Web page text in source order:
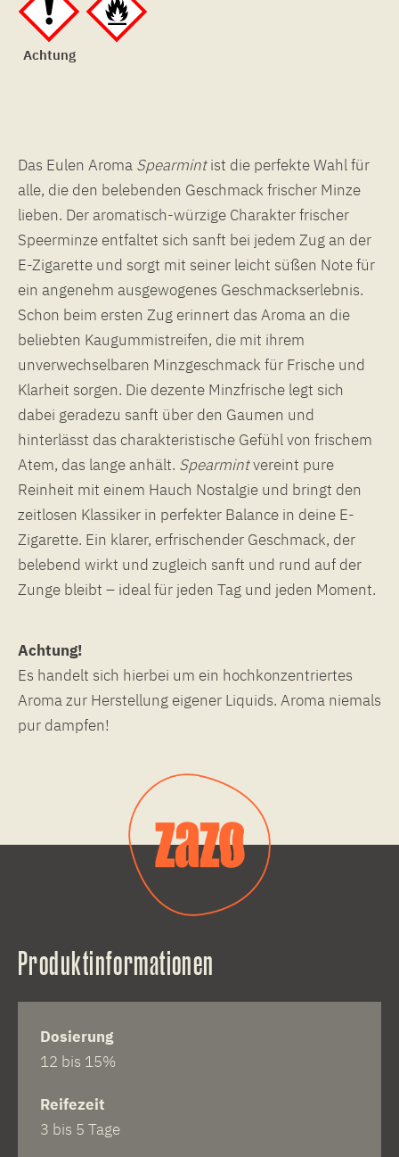
Achtung
Das Eulen Aroma Spearmintist die perfekte Wahl für
alle, die den belebenden Geschmack frischer Minze
lieben. Der aromatisch-würzige Charakter frischer
Speerminze entfaltet sich sanft bei jedem Zug an der
E-Zigarette und sorgt mit seiner leicht süßen Note für
ein angenehm ausgewogenes Geschmackserlebnis.
Schon beim ersten Zug erinnert das Aroma an die
beliebten Kaugummistreifen, die mit ihrem
unverwechselbaren Minzgeschmack für Frische und
Klarheit sorgen. Die dezente Minzfrische legt sich
dabei geradezu sanft über den Gaumen und
hinterlässt das charakteristische Gefühl von frischem
Atem, das lange anhält. Spearmintvereint pure
Reinheit mit einem Hauch Nostalgie und bringt den
zeitlosen Klassiker in perfekter Balance in deine E-
Zigarette. Ein klarer, erfrischender Geschmack, der
belebend wirkt und zugleich sanft und rund auf der
Zunge bleibt – ideal für jeden Tag und jeden Moment.
Achtung!
Es handelt sich hierbei um ein hochkonzentriertes
Aroma zur Herstellung eigener Liquids. Aroma niemals
pur dampfen!
Produktinformationen
Dosierung
12 bis 15%
Reifezeit
3 bis 5 Tage